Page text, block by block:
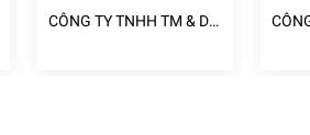
CÔNG TY TNHH TM & DV